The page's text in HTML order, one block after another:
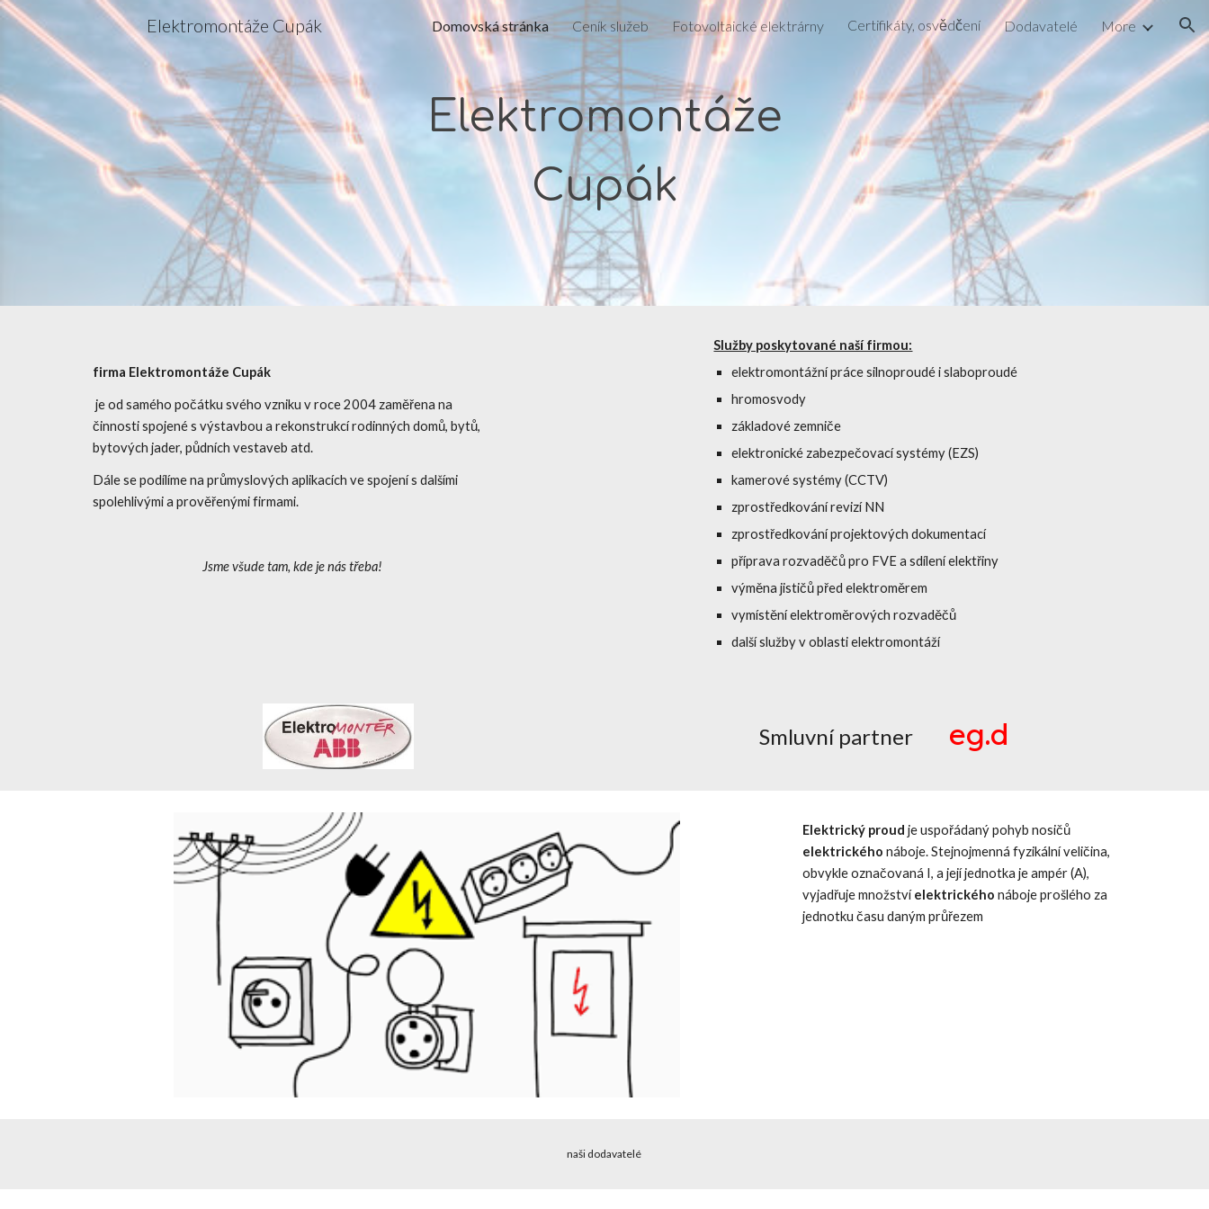
Skip to main content Skip to navigation
Elektromontáže Cupák Domovská stránka Ceník služeb Fotovoltaické elektrárny Certifikáty, osvědčení Dodavatelé More
Elektromontáže
Cupák
firma Elektromontáže Cupák
je od samého počátku svého vzniku v roce 2004 zaměřena na
činnosti spojené s výstavbou a rekonstrukcí rodinných domů, bytů,
bytových jader, půdních vestaveb atd.
Dále se podílíme na průmyslových aplikacích ve spojení s dalšími
spolehlivými a prověřenými firmami.
Jsme všude tam, kde je nás třeba!
Služby poskytované naší firmou:
elektromontážní práce silnoproudé i slaboproudé
hromosvody
základové zemniče
elektronické zabezpečovací systémy (EZS)
kamerové systémy (CCTV)
zprostředkování revizí NN
zprostředkování projektových dokumentací
příprava rozvaděčů pro FVE a sdílení elektřiny
výměna jističů před elektroměrem
vymístění elektroměrových rozvaděčů
další služby v oblasti elektromontáží
Smluvní partner eg.d
Elektrický proud je uspořádaný pohyb nosičů
elektrického náboje. Stejnojmenná fyzikální veličina,
obvykle označovaná I, a její jednotka je ampér (A),
vyjadřuje množstvíelektrického náboje prošlého za
jednotku času daným průřezem
naši dodavatelé